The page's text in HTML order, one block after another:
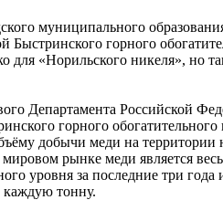
муниципального
Быстринского горного
для «Норильского никеля», но
Департамента Российской
горного
добычи меди на
рынке меди является
уровня за последние три года
каждую тонну.